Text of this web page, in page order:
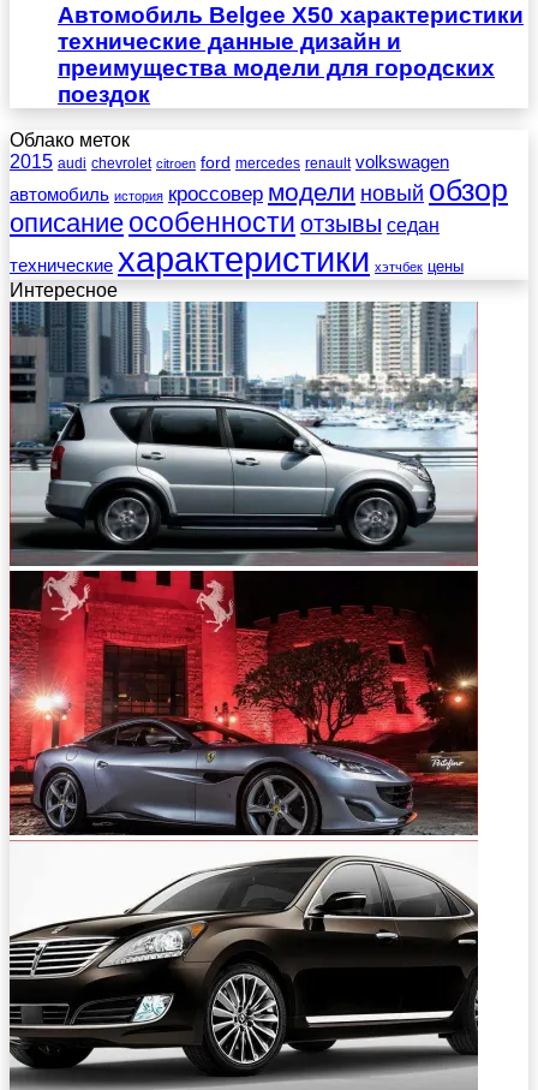
Автомобиль Belgee X50 характеристики
технические данные дизайн и
преимущества модели для городских
поездок
Облако меток
2015 audi chevrolet citroen ford mercedes renault volkswagen
автомобиль история кроссовер модели новый обзор
описание особенности отзывы седан
технические характеристики хэтчбек цены
Интересное